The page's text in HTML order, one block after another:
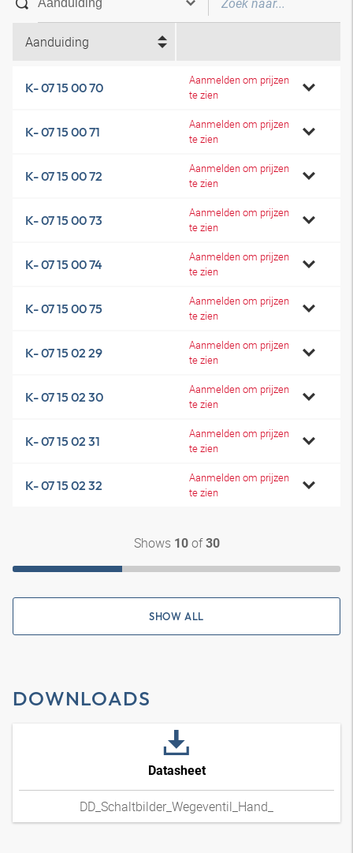
Aanduiding
K- 07 15 00 70
Aanmelden om prijzen
te zien
K- 07 15 00 71
Aanmelden om prijzen
te zien
K- 07 15 00 72
Aanmelden om prijzen
te zien
K- 07 15 00 73
Aanmelden om prijzen
te zien
K- 07 15 00 74
Aanmelden om prijzen
te zien
K- 07 15 00 75
Aanmelden om prijzen
te zien
K- 07 15 02 29
Aanmelden om prijzen
te zien
K- 07 15 02 30
Aanmelden om prijzen
te zien
K- 07 15 02 31
Aanmelden om prijzen
te zien
K- 07 15 02 32
Aanmelden om prijzen
te zien
Shows 10of30
SHOW ALL
DOWNLOADS
Datasheet
DD_Schaltbilder_Wegeventil_Hand_